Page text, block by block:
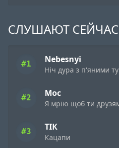
СЛУШАЮТ СЕЙЧАС
#1 Nebesnyi
#2 Мос
#3 ТІК
Кацапи